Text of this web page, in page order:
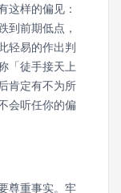
这样的偏见：
到前期低点，
轻易的作出判
「徒手接天上
肯定有不为所
会听任你的偏
尊重事实。牢